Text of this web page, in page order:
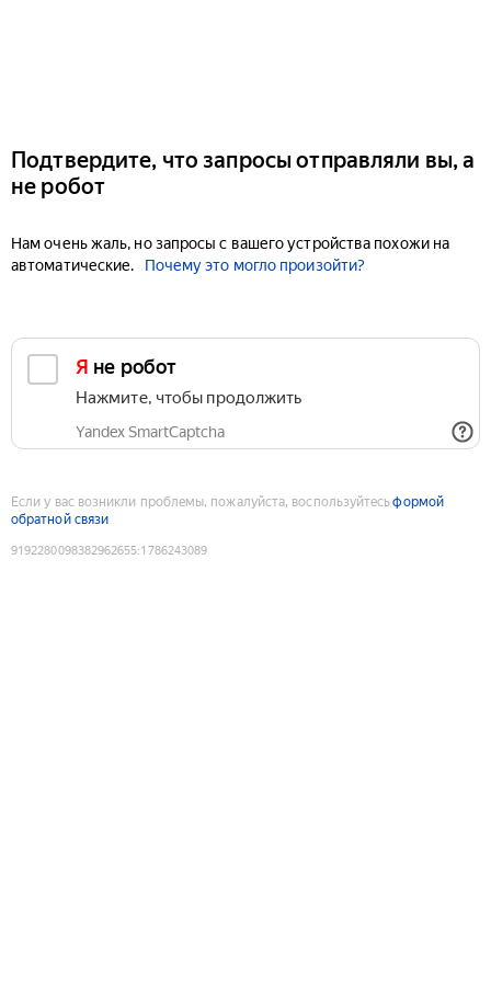
Подтвердите, что запросы отправляли вы, а
не робот
Нам очень жаль, но запросы с вашего устройства похожи на
автоматические.
Почему это могло произойти?
Я не робот
Нажмите, чтобы продолжить
Yandex SmartCaptcha
Если у вас возникли проблемы, пожалуйста, воспользуйтесьформой
обратной связи
9192280098382962655:1786243089